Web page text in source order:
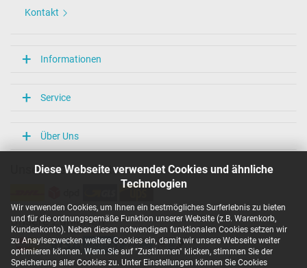
Diese Webseite verwendet Cookies und ähnliche
Technologien
Wir verwenden Cookies, um Ihnen ein bestmögliches Surferlebnis zu bieten
und für die ordnungsgemäße Funktion unserer Website (z.B. Warenkorb,
Kundenkonto). Neben diesen notwendigen funktionalen Cookies setzen wir
zu Anaylsezwecken weitere Cookies ein, damit wir unsere Webseite weiter
optimieren können. Wenn Sie auf "Zustimmen" klicken, stimmen Sie der
Speicherung aller Cookies zu. Unter Einstellungen können Sie Cookies
Kontakt
Informationen
Service
Über Uns
Unsere Versandarten
Unsere Zahlarten